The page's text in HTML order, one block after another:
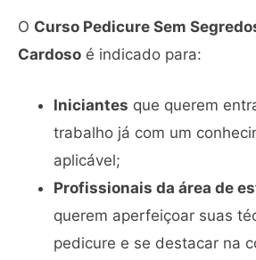
O Curso Pedicure Sem
Cardoso é indicado para:
Iniciantes que querem
trabalho já com um
aplicável;
Profissionais da área de
querem aperfeiçoar suas
pedicure e se destacar na